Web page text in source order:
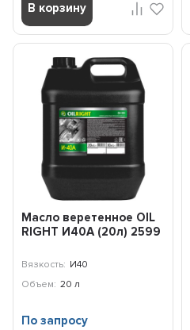
В корзину
Масло веретенное OIL
RIGHT И40А (20л) 2599
Вязкость: И40
Объем: 20 л
По запросу